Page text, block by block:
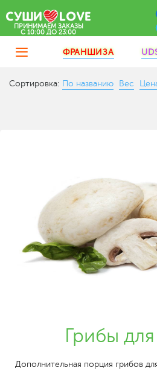
ПРИНИМАЕМ ЗАКАЗЫ
C 10:00 ДО 23:00
ФРАНШИЗА
Сортировка: По названию Вес
Грибы
Дополнительная порция грибов